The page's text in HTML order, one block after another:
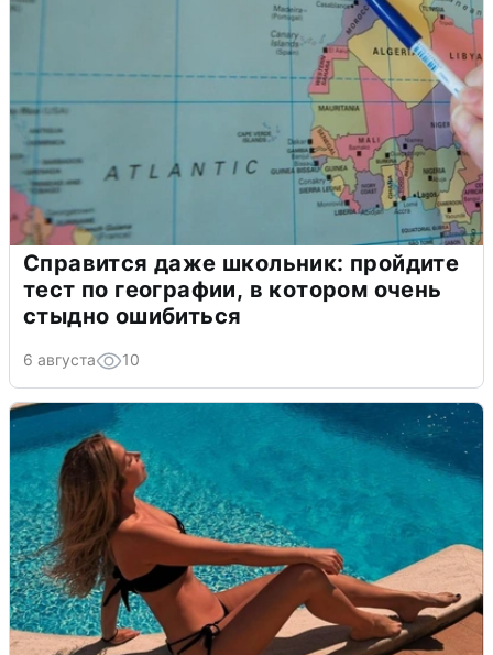
Справится даже школьник: пройдите
тест по географии, в котором очень
стыдно ошибиться
6 августа 10